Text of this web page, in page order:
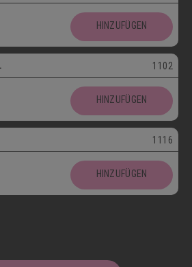
HINZUFÜGEN
1102
HINZUFÜGEN
1116
HINZUFÜGEN